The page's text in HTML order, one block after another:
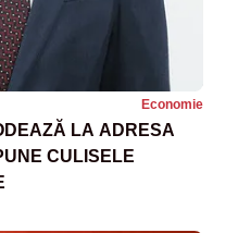
Economie
CULISELE